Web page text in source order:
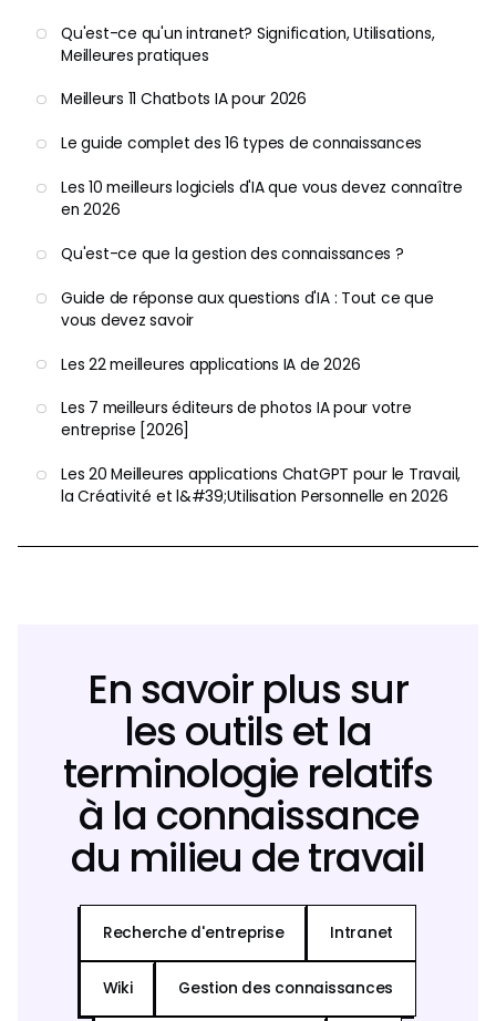
Qu'est-ce qu'un intranet? Signification, Utilisations,
Meilleures pratiques
Meilleurs 11 Chatbots IA pour 2026
Le guide complet des 16 types de connaissances
Les 10 meilleurs logiciels d'IA que vous devez connaître
en 2026
Qu'est-ce que la gestion des connaissances ?
Guide de réponse aux questions d'IA : Tout ce que
vous devez savoir
Les 22 meilleures applications IA de 2026
Les 7 meilleurs éditeurs de photos IA pour votre
entreprise [2026]
Les 20 Meilleures applications ChatGPT pour le Travail,
la Créativité et l&#39;Utilisation Personnelle en 2026
En savoir plus sur
les outils et la
terminologie relatifs
à la connaissance
du milieu de travail
Recherche d'entreprise Intranet
Wiki Gestion des connaissances